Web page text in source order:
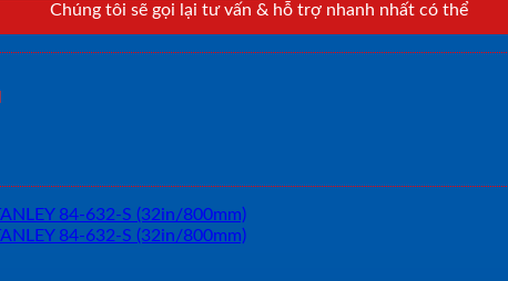
Chúng tôi sẽ gọi lại tư vấn & hỗ trợ nhanh nhất có thể